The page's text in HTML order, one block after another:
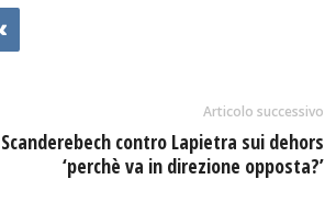
Articolo successivo
Scanderebech contro Lapietra sui dehors
‘perchè va in direzione opposta?’